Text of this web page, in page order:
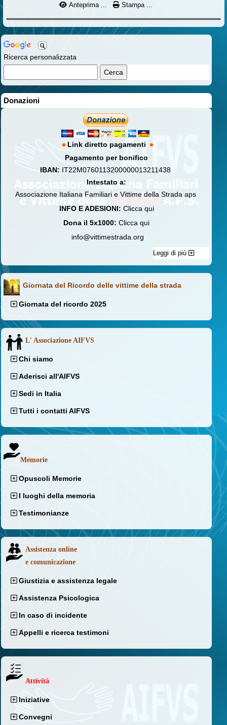
Ricerca personalizzata
Donazioni
Link diretto pagamenti
Pagamento per bonifico
IBAN: IT22M0760113200000013211438
Intestato a:
Associazione Italiana Familiari e Vittime della Strada aps
INFO E ADESIONI: Clicca qui
Dona il 5x1000: Clicca qui
info@vittimestrada.org
Leggi di più
Giornata del Ricordo delle vittime della strada
Giornata del ricordo 2025
L' Associazione AIFVS
Chi siamo
Aderisci all'AIFVS
Sedi in Italia
Tutti i contatti AIFVS
Memorie
Opuscoli Memorie
I luoghi della memoria
Testimonianze
Assistenza online
e comunicazione
Giustizia e assistenza legale
Assistenza Psicologica
In caso di incidente
Appelli e ricerca testimoni
Attività
Iniziative
Convegni
Anteprima ... Stampa ...